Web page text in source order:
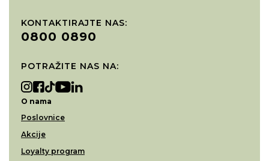
KONTAKTIRAJTE NAS:
0800 0890
POTRAŽITE NAS NA:
O nama
Poslovnice
Akcije
Loyalty program